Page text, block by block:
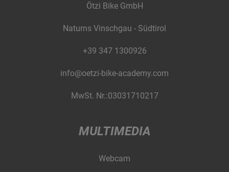
Ötzi Bike GmbH
Naturns Vinschgau - Südtirol
+39 347 1300926
info@oetzi-bike-academy.com
MwSt. Nr.:03031710217
MULTIMEDIA
Webcam